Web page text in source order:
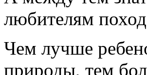
любителям
Чем лучше
природы, тем